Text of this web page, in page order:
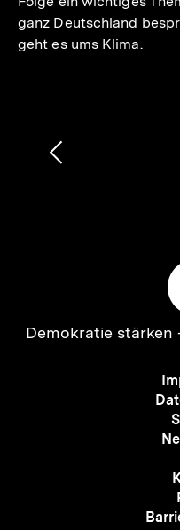
ganz Deutschland
geht es ums Klima.
Vorherigen
Zur
Demokratie stärken